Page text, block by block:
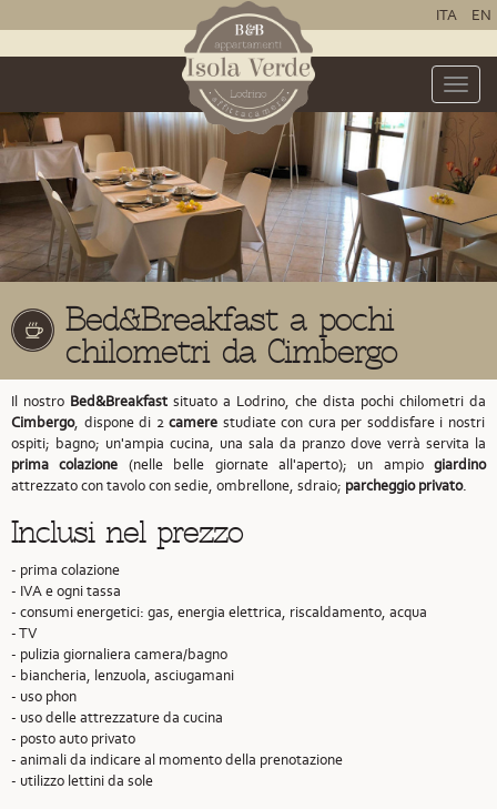
ITA EN
Toggle
Bed&Breakfast a pochi
chilometri da Cimbergo
Il nostro Bed&Breakfast situato a Lodrino, che dista pochi chilometri da
Cimbergo, dispone di 2 camere studiate con cura per soddisfare i nostri
ospiti; bagno; un'ampia cucina, una sala da pranzo dove verrà servita la
prima colazione (nelle belle giornate all'aperto); un ampio giardino
attrezzato con tavolo con sedie, ombrellone, sdraio; parcheggio privato.
Inclusi nel prezzo
- prima colazione
- IVA e ogni tassa
- consumi energetici: gas, energia elettrica, riscaldamento, acqua
- TV
- pulizia giornaliera camera/bagno
- biancheria, lenzuola, asciugamani
- uso phon
- uso delle attrezzature da cucina
- posto auto privato
- animali da indicare al momento della prenotazione
- utilizzo lettini da sole